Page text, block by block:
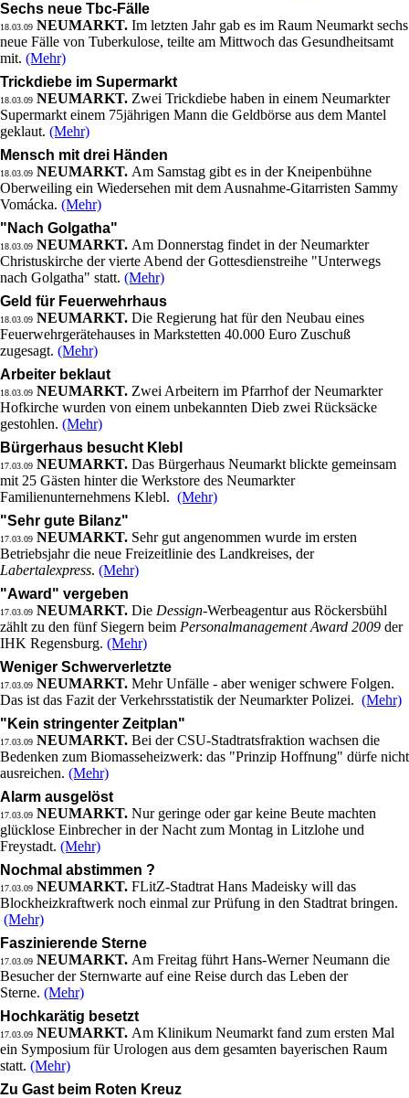
Sechs neue Tbc-Fälle
18.03.09 NEUMARKT. Im letzten Jahr gab es im Raum Neumarkt sechs
neue Fälle von Tuberkulose, teilte am Mittwoch das Gesundheitsamt
mit. (Mehr)
Trickdiebe im Supermarkt
18.03.09 NEUMARKT. Zwei Trickdiebe haben in einem Neumarkter
Supermarkt einem 75jährigen Mann die Geldbörse aus dem Mantel
geklaut. (Mehr)
Mensch mit drei Händen
18.03.09 NEUMARKT. Am Samstag gibt es in der Kneipenbühne
Oberweiling ein Wiedersehen mit dem Ausnahme-Gitarristen Sammy
Vomácka. (Mehr)
"Nach Golgatha"
18.03.09 NEUMARKT. Am Donnerstag findet in der Neumarkter
Christuskirche der vierte Abend der Gottesdienstreihe "Unterwegs
nach Golgatha" statt. (Mehr)
Geld für Feuerwehrhaus
18.03.09 NEUMARKT. Die Regierung hat für den Neubau eines
Feuerwehrgerätehauses in Markstetten 40.000 Euro Zuschuß
zugesagt. (Mehr)
Arbeiter beklaut
18.03.09 NEUMARKT. Zwei Arbeitern im Pfarrhof der Neumarkter
Hofkirche wurden von einem unbekannten Dieb zwei Rücksäcke
gestohlen. (Mehr)
Bürgerhaus besucht Klebl
17.03.09 NEUMARKT. Das Bürgerhaus Neumarkt blickte gemeinsam
mit 25 Gästen hinter die Werkstore des Neumarkter
Familienunternehmens Klebl. (Mehr)
"Sehr gute Bilanz"
17.03.09 NEUMARKT. Sehr gut angenommen wurde im ersten
Betriebsjahr die neue Freizeitlinie des Landkreises, der
Labertalexpress. (Mehr)
"Award" vergeben
17.03.09 NEUMARKT. Die Dessign-Werbeagentur aus Röckersbühl
zählt zu den fünf Siegern beim Personalmanagement Award 2009 der
IHK Regensburg. (Mehr)
Weniger Schwerverletzte
17.03.09 NEUMARKT. Mehr Unfälle - aber weniger schwere Folgen.
Das ist das Fazit der Verkehrsstatistik der Neumarkter Polizei. (Mehr)
"Kein stringenter Zeitplan"
17.03.09 NEUMARKT. Bei der CSU-Stadtratsfraktion wachsen die
Bedenken zum Biomasseheizwerk: das "Prinzip Hoffnung" dürfe nicht
ausreichen. (Mehr)
Alarm ausgelöst
17.03.09 NEUMARKT. Nur geringe oder gar keine Beute machten
glücklose Einbrecher in der Nacht zum Montag in Litzlohe und
Freystadt. (Mehr)
Nochmal abstimmen ?
17.03.09 NEUMARKT. FLitZ-Stadtrat Hans Madeisky will das
Blockheizkraftwerk noch einmal zur Prüfung in den Stadtrat bringen.
(Mehr)
Faszinierende Sterne
17.03.09 NEUMARKT. Am Freitag führt Hans-Werner Neumann die
Besucher der Sternwarte auf eine Reise durch das Leben der
Sterne. (Mehr)
Hochkarätig besetzt
17.03.09 NEUMARKT. Am Klinikum Neumarkt fand zum ersten Mal
ein Symposium für Urologen aus dem gesamten bayerischen Raum
statt. (Mehr)
Zu Gast beim Roten Kreuz